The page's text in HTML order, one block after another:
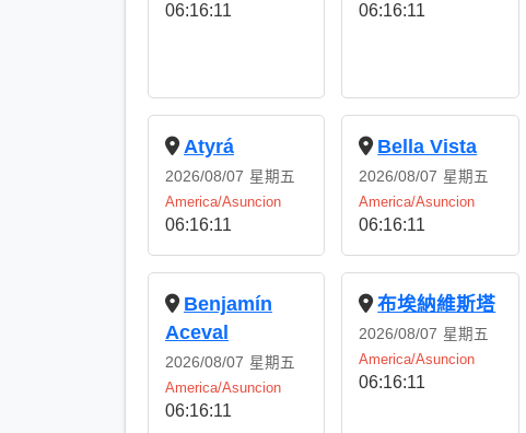
06:16:11 06:16:11
Atyrá
2026/08/07 星期五
America/Asuncion
06:16:11
Bella Vista
2026/08/07 星期五
America/Asuncion
06:16:11
Benjamín
Aceval
2026/08/07 星期五
America/Asuncion
06:16:11
布埃納維斯塔
2026/08/07 星期五
America/Asuncion
06:16:11